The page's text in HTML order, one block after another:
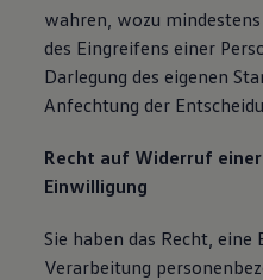
wahren, wozu
des Eingreifens einer
Darlegung des eigenen
Anfechtung der
Recht auf Widerruf
Einwilligung
Sie haben das Recht,
Verarbeitung